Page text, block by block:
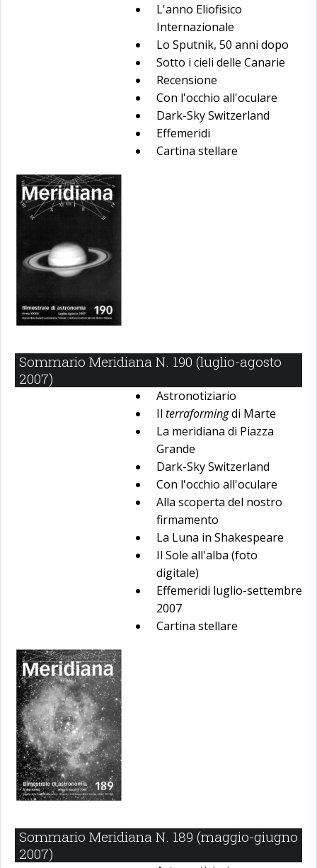
L'anno Eliofisico
Internazionale
Lo Sputnik, 50 anni dopo
Sotto i cieli delle Canarie
Recensione
Con l'occhio all'oculare
Dark-Sky Switzerland
Effemeridi
Cartina stellare
Sommario Meridiana N. 190 (luglio-agosto
2007)
Astronotiziario
Il terraformingdi Marte
La meridiana di Piazza
Grande
Dark-Sky Switzerland
Con l'occhio all'oculare
Alla scoperta del nostro
firmamento
La Luna in Shakespeare
Il Sole all'alba (foto
digitale)
Effemeridi luglio-settembre
2007
Cartina stellare
Sommario Meridiana N. 189 (maggio-giugno
2007)